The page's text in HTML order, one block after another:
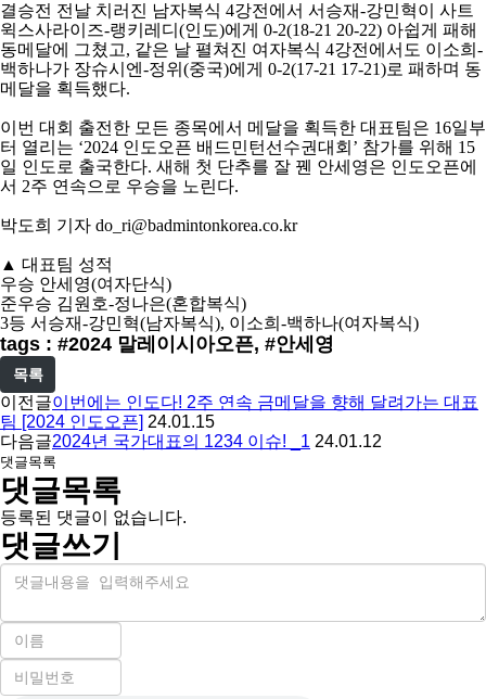
결승전 전날 치러진 남자복식 4강전에서 서승재-강민혁이 사트
윅스사라이즈-랭키레디 (인도)에게 0-2(18-21 20-22) 아쉽게 패해
동메달에 그쳤고, 같은 날 펼쳐진 여자복식 4강전에서도 이소희 -
백하나가 장슈시엔-정위 (중국)에게 0-2(17-21 17-21)로 패하며 동
메달을 획득했다.
이번 대회 출전한 모든 종목에서 메달을 획득한 대표팀은 16일부
터 열리는 ‘2024 인도오픈 배드민턴선수권대회 ’ 참가를 위해 15
일 인도로 출국한다. 새해 첫 단추를 잘 꿴 안세영은 인도오픈에
서 2주 연속으로 우승을 노린다.
박도희 기자 do_ri@badmintonkorea.co.kr
▲ 대표팀 성적
우승 안세영(여자단식)
준우승 김원호-정나은(혼합복식)
3등 서승재-강민혁(남자복식), 이소희 -백하나(여자복식)
tags : #2024 말레이시아오픈, #안세영
목록
이전글이번에는 인도다! 2주 연속 금메달을 향해 달려가는 대표
팀 [2024 인도오픈] 24.01.15
다음글2024년 국가대표의 1234 이슈! _1 24.01.12
댓글목록
댓글목록
등록된 댓글이 없습니다.
댓글쓰기
내
이
필
수
비
밀